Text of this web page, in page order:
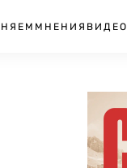
МНЕНИЯ ВИДЕО